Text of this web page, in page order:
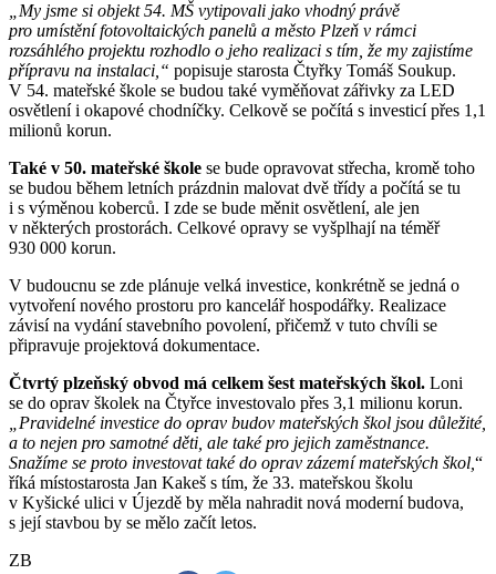
„My jsme si objekt 54. MŠ vytipovali jako vhodný právě
pro umístění fotovoltaických panelů a město Plzeň v rámci
rozsáhlého projektu rozhodlo o jeho realizaci s tím, že my zajistíme
přípravu na instalaci,“ popisuje starosta Čtyřky Tomáš Soukup.
V 54. mateřské škole se budou také vyměňovat zářivky za LED
osvětlení i okapové chodníčky. Celkově se počítá s investicí přes 1,1
milionů korun.
Také v 50. mateřské škole se bude opravovat střecha, kromě toho
se budou během letních prázdnin malovat dvě třídy a počítá se tu
i s výměnou koberců. I zde se bude měnit osvětlení, ale jen
v některých prostorách. Celkové opravy se vyšplhají na téměř
930 000 korun.
V budoucnu se zde plánuje velká investice, konkrétně se jedná o
vytvoření nového prostoru pro kancelář hospodářky. Realizace
závisí na vydání stavebního povolení, přičemž v tuto chvíli se
připravuje projektová dokumentace.
Čtvrtý plzeňský obvod má celkem šest mateřských škol. Loni
se do oprav školek na Čtyřce investovalo přes 3,1 milionu korun.
„Pravidelné investice do oprav budov mateřských škol jsou důležité,
a to nejen pro samotné děti, ale také pro jejich zaměstnance.
Snažíme se proto investovat také do oprav zázemí mateřských škol,“
říká místostarosta Jan Kakeš s tím, že 33. mateřskou školu
v Kyšické ulici v Újezdě by měla nahradit nová moderní budova,
s její stavbou by se mělo začít letos.
ZB